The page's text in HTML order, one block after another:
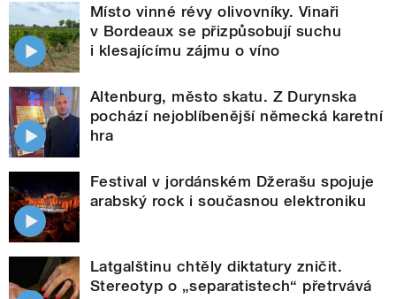
Místo vinné révy olivovníky. Vinaři
v Bordeaux se přizpůsobují suchu
i klesajícímu zájmu o víno
Altenburg, město skatu. Z Durynska
pochází nejoblíbenější německá karetní
hra
Festival v jordánském Džerašu spojuje
arabský rock i současnou elektroniku
Latgalštinu chtěly diktatury zničit.
Stereotyp o „separatistech“ přetrvává